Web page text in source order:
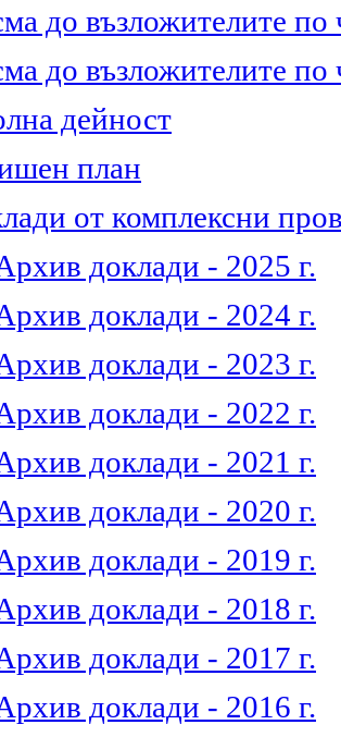
до възложителите по
до възложителите по
дейност
план
от комплексни
доклади - 2025 г.
доклади - 2024 г.
доклади - 2023 г.
доклади - 2022 г.
доклади - 2021 г.
доклади - 2020 г.
доклади - 2019 г.
доклади - 2018 г.
доклади - 2017 г.
доклади - 2016 г.